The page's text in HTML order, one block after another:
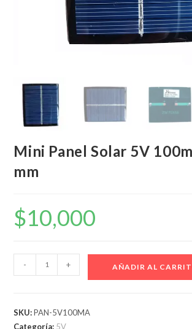
Mini Panel Solar 5V
mm
$10,000
Panel
100mA
- + AÑADIR AL
SKU:PAN-5V100MA
Categoría: 5V